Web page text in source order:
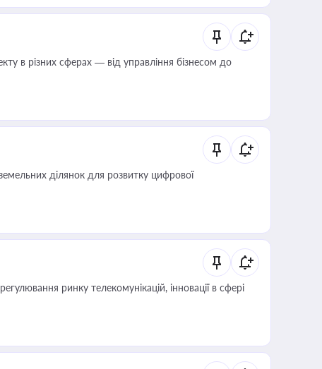
в різних сферах — від управління бізнесом до
ділянок для розвитку цифрової
ринку телекомунікацій, інновації в сфері